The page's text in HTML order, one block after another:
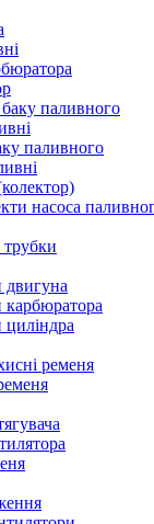
паливного
паливного
насоса
ременя